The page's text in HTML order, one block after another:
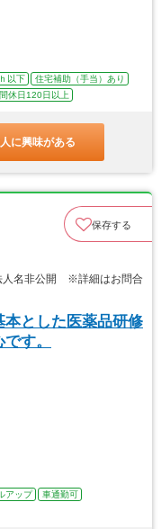
以下
住宅補助（手当）あり
休日120日以上
に興味がある
保存する
人名非公開 ※詳細はお問合
とした医薬品研修
す。
アップ
車通勤可